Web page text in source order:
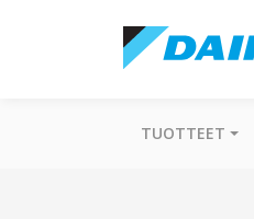
TUOTTEET